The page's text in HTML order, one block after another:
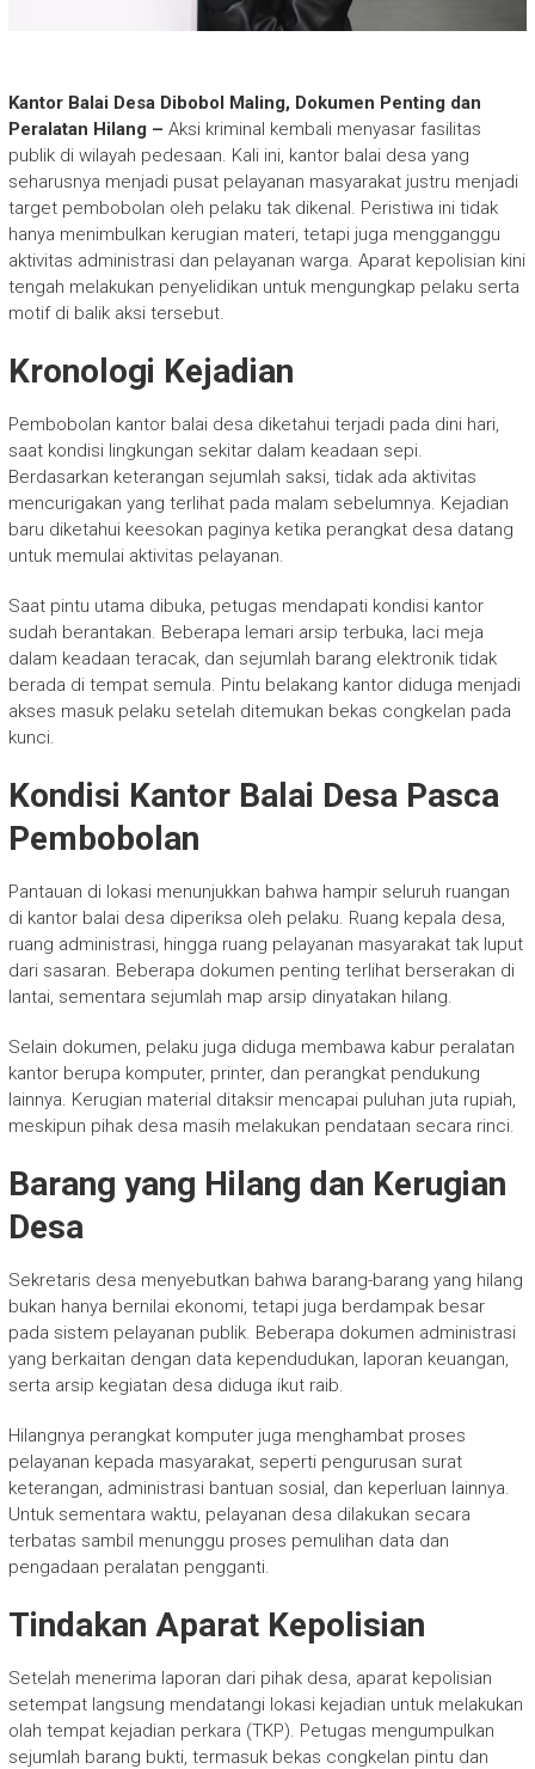
Kantor Balai Desa Dibobol Maling, Dokumen Penting dan
Peralatan Hilang – Aksi kriminal kembali menyasar fasilitas
publik di wilayah pedesaan. Kali ini, kantor balai desa yang
seharusnya menjadi pusat pelayanan masyarakat justru menjadi
target pembobolan oleh pelaku tak dikenal. Peristiwa ini tidak
hanya menimbulkan kerugian materi, tetapi juga mengganggu
aktivitas administrasi dan pelayanan warga. Aparat kepolisian kini
tengah melakukan penyelidikan untuk mengungkap pelaku serta
motif di balik aksi tersebut.
Kronologi Kejadian
Pembobolan kantor balai desa diketahui terjadi pada dini hari,
saat kondisi lingkungan sekitar dalam keadaan sepi.
Berdasarkan keterangan sejumlah saksi, tidak ada aktivitas
mencurigakan yang terlihat pada malam sebelumnya. Kejadian
baru diketahui keesokan paginya ketika perangkat desa datang
untuk memulai aktivitas pelayanan.
Saat pintu utama dibuka, petugas mendapati kondisi kantor
sudah berantakan. Beberapa lemari arsip terbuka, laci meja
dalam keadaan teracak, dan sejumlah barang elektronik tidak
berada di tempat semula. Pintu belakang kantor diduga menjadi
akses masuk pelaku setelah ditemukan bekas congkelan pada
kunci.
Kondisi Kantor Balai Desa Pasca
Pembobolan
Pantauan di lokasi menunjukkan bahwa hampir seluruh ruangan
di kantor balai desa diperiksa oleh pelaku. Ruang kepala desa,
ruang administrasi, hingga ruang pelayanan masyarakat tak luput
dari sasaran. Beberapa dokumen penting terlihat berserakan di
lantai, sementara sejumlah map arsip dinyatakan hilang.
Selain dokumen, pelaku juga diduga membawa kabur peralatan
kantor berupa komputer, printer, dan perangkat pendukung
lainnya. Kerugian material ditaksir mencapai puluhan juta rupiah,
meskipun pihak desa masih melakukan pendataan secara rinci.
Barang yang Hilang dan Kerugian
Desa
Sekretaris desa menyebutkan bahwa barang-barang yang hilang
bukan hanya bernilai ekonomi, tetapi juga berdampak besar
pada sistem pelayanan publik. Beberapa dokumen administrasi
yang berkaitan dengan data kependudukan, laporan keuangan,
serta arsip kegiatan desa diduga ikut raib.
Hilangnya perangkat komputer juga menghambat proses
pelayanan kepada masyarakat, seperti pengurusan surat
keterangan, administrasi bantuan sosial, dan keperluan lainnya.
Untuk sementara waktu, pelayanan desa dilakukan secara
terbatas sambil menunggu proses pemulihan data dan
pengadaan peralatan pengganti.
Tindakan Aparat Kepolisian
Setelah menerima laporan dari pihak desa, aparat kepolisian
setempat langsung mendatangi lokasi kejadian untuk melakukan
olah tempat kejadian perkara (TKP). Petugas mengumpulkan
sejumlah barang bukti, termasuk bekas congkelan pintu dan